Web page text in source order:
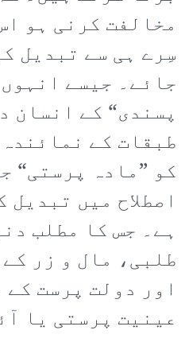
مخالفت کرنی ہو
سِرے ہی سے تبدیل
جائے۔ جیسے
پسندی“ کے انسان
طبقات کے
کو ”مادہ پرستی“
اصطلاح میں تبدیل
ہے۔ جس کا مطلب
طلبی، مال و زر
اور دولت پرست
عینیت پرستی یا